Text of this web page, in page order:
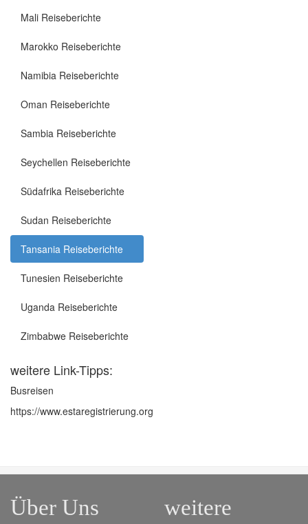
Mali Reiseberichte
Marokko Reiseberichte
Namibia Reiseberichte
Oman Reiseberichte
Sambia Reiseberichte
Seychellen Reiseberichte
Südafrika Reiseberichte
Sudan Reiseberichte
Tansania Reiseberichte
Tunesien Reiseberichte
Uganda Reiseberichte
Zimbabwe Reiseberichte
weitere Link-Tipps:
Busreisen
https://www.estaregistrierung.org
Über Uns
weitere